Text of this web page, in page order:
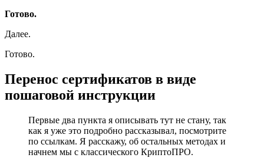
Готово.
Далее.
Готово.
Перенос сертификатов в виде
пошаговой инструкции
Первые два пункта я описывать тут не стану, так
как я уже это подробно рассказывал, посмотрите
по ссылкам. Я расскажу, об остальных методах и
начнем мы с классического КриптоПРО.